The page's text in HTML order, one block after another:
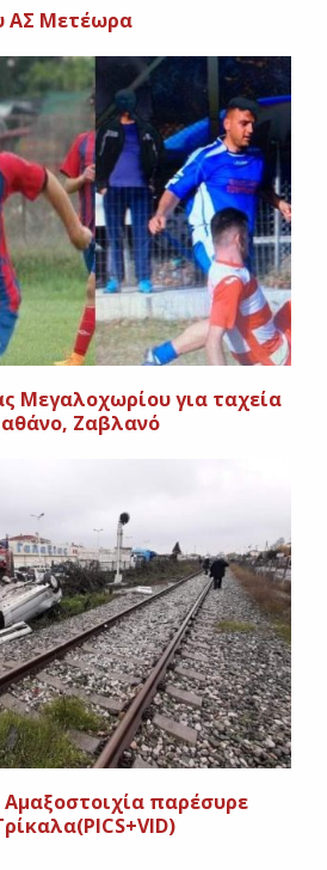
ΑΣ Μετέωρα
Μεγαλοχωρίου για ταχεία
Ζαβλανό
παρέσυρε